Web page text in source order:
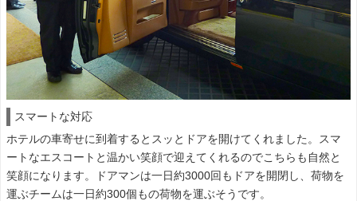
スマートな対応
ホテルの車寄せに到着するとスッとドアを開けてくれました。スマ
ートなエスコートと温かい笑顔で迎えてくれるのでこちらも自然と
笑顔になります。ドアマンは一日約3000回もドアを開閉し、荷物を
運ぶチームは一日約300個もの荷物を運ぶそうです。